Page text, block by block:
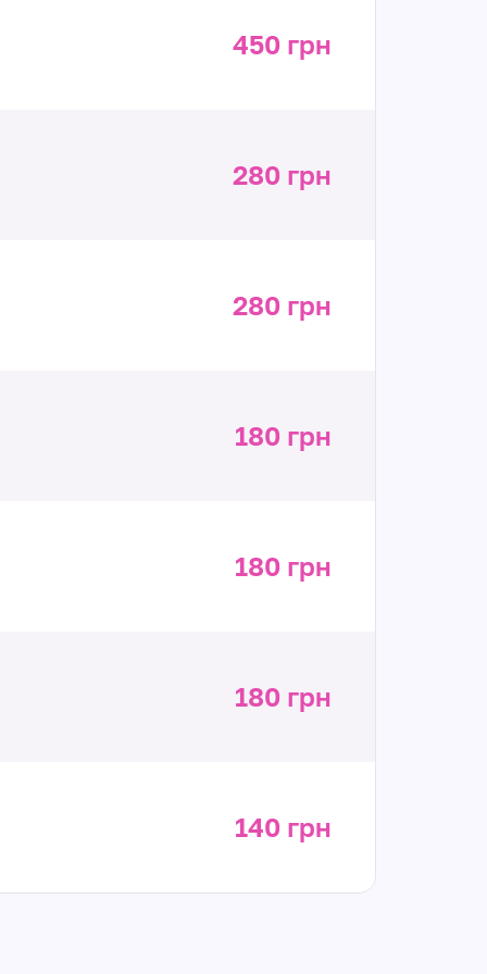
450 грн
280 грн
280 грн
180 грн
180 грн
180 грн
140 грн